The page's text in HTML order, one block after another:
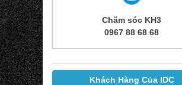
Chăm sóc KH3
0967 88 68 68
Khách Hàng Của IDC